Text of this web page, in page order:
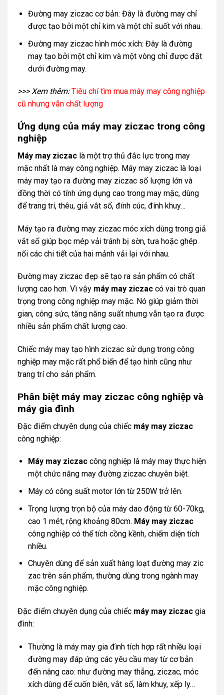
Đường may ziczac cơ bản: Đây là đường may chỉ
được tạo bởi một chỉ kim và một chỉ suốt với nhau.
Đường may ziczac hình móc xích: Đây là đường
may tạo bởi một chỉ kim và một vòng chỉ được đặt
dưới đường may.
>>> Xem thêm: Tiêu chí tìm mua máy may công nghiệp
cũ nhưng vẫn chất lượng
Ứng dụng của máy may ziczac trong công
nghiệp
Máy may ziczac là một trợ thủ đắc lực trong may
mặc nhất là may công nghiệp. Máy may ziczac là loại
máy may tạo ra đường may ziczac số lượng lớn và
đồng thời có tính ứng dụng cao trong may mặc, dùng
để trang trí, thêu, giả vắt sổ, đính cúc, đính khuy…
Máy tạo ra đường may ziczac móc xích dùng trong giả
vắt sổ giúp bọc mép vải tránh bị sờn, tưa hoặc ghép
nối các chi tiết của hai mảnh vải lại với nhau.
Đường may ziczac đẹp sẽ tạo ra sản phẩm có chất
lượng cao hơn. Vì vậy máy may ziczac có vai trò quan
trọng trong công nghiệp may mặc. Nó giúp giảm thời
gian, công sức, tăng năng suất nhưng vẫn tạo ra được
nhiều sản phẩm chất lượng cao.
Chiếc máy may tạo hình ziczac sử dụng trong công
nghiệp may mặc rất phổ biến để tạo hình cũng như
trang trí cho sản phẩm.
Phân biệt máy may ziczac công nghiệp và
máy gia đình
Đặc điểm chuyên dụng của chiếc máy may ziczac
công nghiệp:
Máy may ziczaccông nghiệp là máy may thực hiện
một chức năng may đường ziczac chuyên biệt.
Máy có công suất motor lớn từ 250W trở lên.
Trọng lượng trọn bộ của máy dao động từ 60-70kg,
cao 1 mét, rộng khoảng 80cm. Máy may ziczac
công nghiệp có thể tích cồng kềnh, chiếm diện tích
nhiều.
Chuyên dùng để sản xuất hàng loạt đường may zic
zac trên sản phẩm, thường dùng trong ngành may
mặc công nghiệp.
Đặc điểm chuyên dụng của chiếc máy may ziczac gia
đình:
Thường là máy may gia đình tích hợp rất nhiều loại
đường may đáp ứng các yêu cầu may từ cơ bản
đến nâng cao: như đường may thẳng, ziczac, móc
xích dùng để cuốn biên, vắt sổ, làm khuy, xếp ly…